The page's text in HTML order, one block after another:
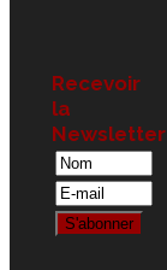
Recevoir
la
Newsletter